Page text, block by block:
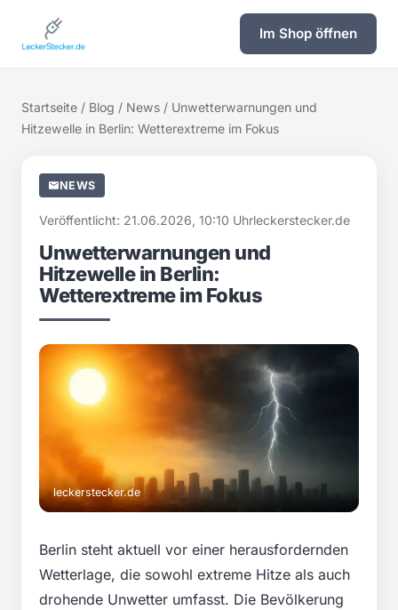
Im Shop öffnen
Startseite / Blog / News / Unwetterwarnungen und
Hitzewelle in Berlin: Wetterextreme im Fokus
NEWS
Veröffentlicht: 21.06.2026, 10:10 Uhrleckerstecker.de
Unwetterwarnungen und
Hitzewelle in Berlin:
Wetterextreme im Fokus
leckerstecker.de
Berlin steht aktuell vor einer herausfordernden
Wetterlage, die sowohl extreme Hitze als auch
drohende Unwetter umfasst. Die Bevölkerung